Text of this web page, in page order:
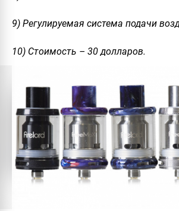
9) Регулируемая система подачи
10) Стоимость – 30 долларов.